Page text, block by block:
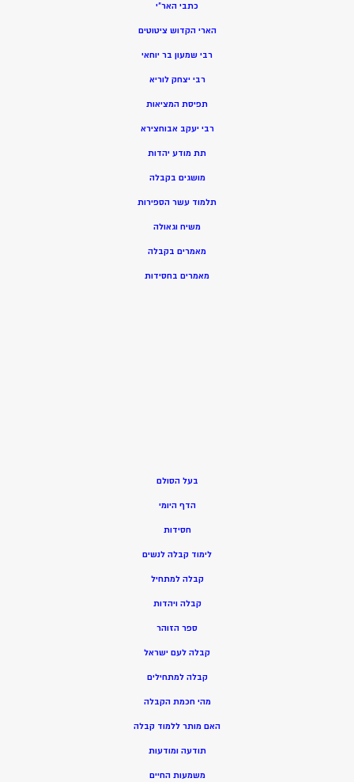
כתבי האר”י
הארי הקדוש ציטוטים
רבי שמעון בר יוחאי
רבי יצחק לוריא
תפיסת המציאות
רבי יעקב אבוחצירא
תת מודע יהדות
מושגים בקבלה
תלמוד עשר הספירות
משיח וגאולה
מאמרים בקבלה
מאמרים בחסידות
בעל הסולם
הדף היומי
חסידות
לימוד קבלה לנשים
קבלה למתחיל
קבלה ויהדות
ספר הזוהר
קבלה לעם ישראל
קבלה למתחילים
מהי חכמת הקבלה
האם מותר ללמוד קבלה
תודעה ומודעות
משמעות החיים